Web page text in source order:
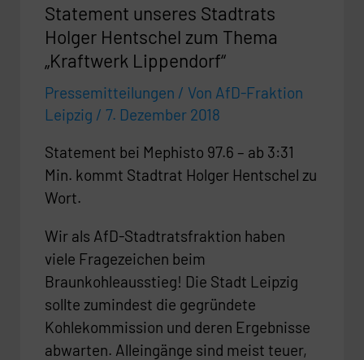
Statement unseres Stadtrats
Holger Hentschel zum Thema
„Kraftwerk Lippendorf“
Pressemitteilungen / Von AfD-Fraktion
Leipzig /7. Dezember 2018
Statement bei Mephisto 97.6 – ab 3:31
Min. kommt Stadtrat Holger Hentschel zu
Wort.
Wir als AfD-Stadtratsfraktion haben
viele Fragezeichen beim
Braunkohleausstieg! Die Stadt Leipzig
sollte zumindest die gegründete
Kohlekommission und deren Ergebnisse
abwarten. Alleingänge sind meist teuer,